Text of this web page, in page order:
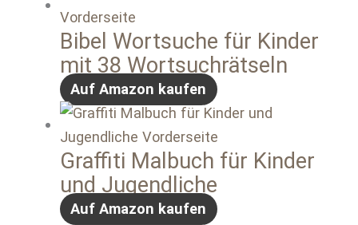
Bibel Wortsuche für Kinder
mit 38 Wortsuchrätseln
Auf Amazon kaufen
Graffiti Malbuch für Kinder
und Jugendliche
Auf Amazon kaufen